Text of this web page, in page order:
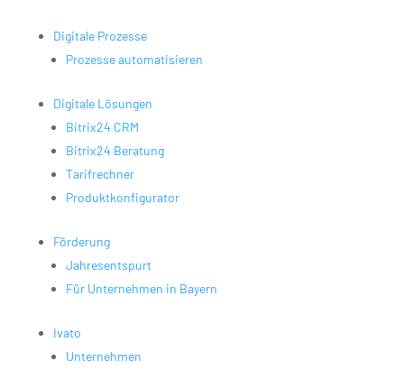
Digitale Prozesse
Prozesse automatisieren
Digitale Lösungen
Bitrix24 CRM
Bitrix24 Beratung
Tarifrechner
Produktkonfigurator
Förderung
Jahresentspurt
Für Unternehmen in Bayern
Ivato
Unternehmen